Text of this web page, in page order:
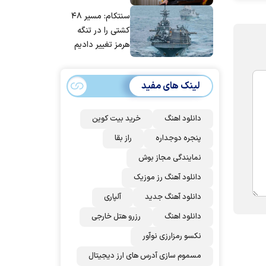
مردم ایران استسنتکام: مسیر ۴۸
کشتی را در تنگه
هرمز تغییر دادیم
لینک های مفید
دانلود اهنگ
خرید بیت کوین
پنجره دوجداره
راز بقا
نمایندگی مجاز بوش
دانلود آهنگ رز‌ موزیک
دانلود آهنگ جدید
آلپاری
دانلود اهنگ
رزرو هتل خارجی
نکسو رمزارزی نوآور
مسموم سازی آدرس های ارز دیجیتال